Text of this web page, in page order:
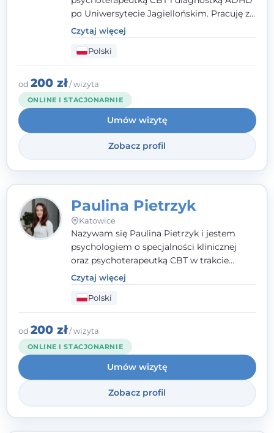
po Uniwersytecie Jagiellońskim. Pracuję z
dorosłymi, młodzieżą i dziećmi, opierając
pomoc na zrozumieniu indywidualnych
potrzeb i więzi zbudowanej na zaufaniu.
Terapia to dla mnie bezpieczne miejsce, w
którym poczujesz się wysłuchany i
zrozumiany.
Czytaj więcej
Polski
od 200 zł/ wizyta
ONLINE I STACJONARNIE
Umów wizytę
Zobacz profil
Paulina Pietrzyk
Katowice
Nazywam się Paulina Pietrzyk i jestem
psychologiem o specjalności klinicznej
oraz psychoterapeutką CBT w trakcie
szkolenia. Pracuję z dorosłymi, którzy
szukają wsparcia w trudnych momentach -
w obliczu lęku, przewlekłego stresu,
natłoku myśli, obniżonego nastroju,
wypalenia czy kryzysu, a także po prostu
chcą lepiej poznać siebie.
Czytaj więcej
Polski
od 200 zł/ wizyta
ONLINE I STACJONARNIE
Umów wizytę
Zobacz profil